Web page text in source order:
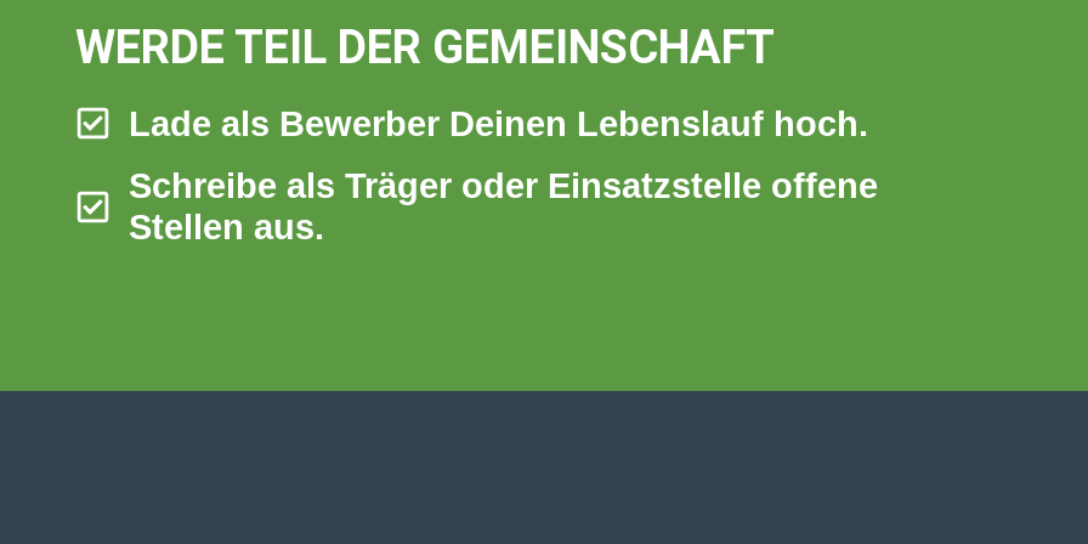
WERDE TEIL DER GEMEINSCHAFT
Lade als Bewerber Deinen Lebenslauf hoch.
Schreibe als Träger oder Einsatzstelle offene
Stellen aus.